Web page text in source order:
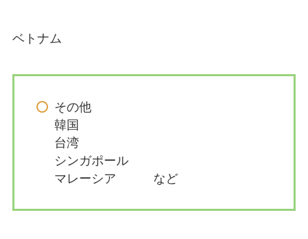
ベトナム
その他
韓国
台湾
シンガポール
マレーシア など